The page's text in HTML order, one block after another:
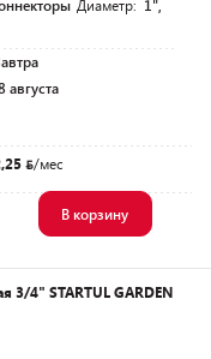
Диаметр: 1",
августа
/мес
В корзину
3/4" STARTUL GARDEN